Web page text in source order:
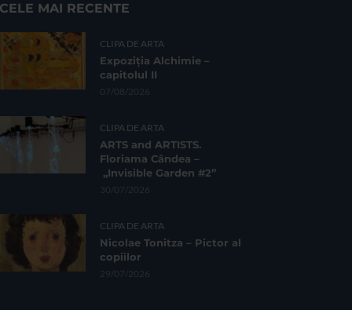
CELE MAI RECENTE
CLIPA DE ARTA
Expoziția Alchimie –
capitolul II
07/08/2026
CLIPA DE ARTA
ARTS and ARTISTS.
Floriama Cândea –
„Invisible Garden #2”
30/07/2026
CLIPA DE ARTA
Nicolae Tonitza – Pictor al
copiilor
29/07/2026